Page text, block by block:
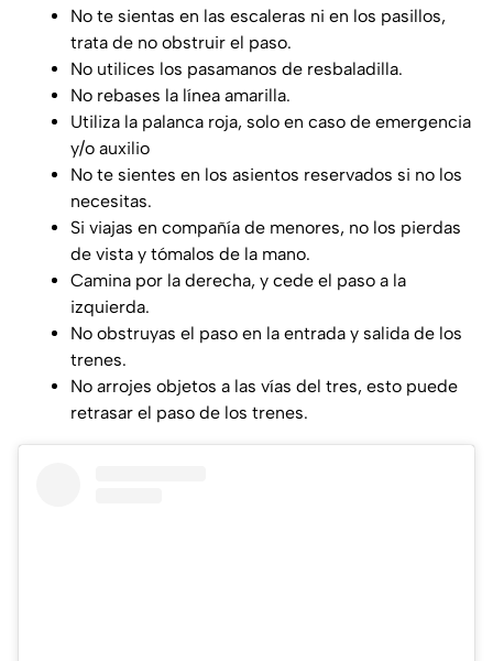
No te sientas en las escaleras ni en los pasillos,
trata de no obstruir el paso.
No utilices los pasamanos de resbaladilla.
No rebases la línea amarilla.
Utiliza la palanca roja, solo en caso de emergencia
y/o auxilio
No te sientes en los asientos reservados si no los
necesitas.
Si viajas en compañía de menores, no los pierdas
de vista y tómalos de la mano.
Camina por la derecha, y cede el paso a la
izquierda.
No obstruyas el paso en la entrada y salida de los
trenes.
No arrojes objetos a las vías del tres, esto puede
retrasar el paso de los trenes.